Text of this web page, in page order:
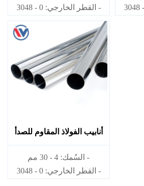
- القطر الخارجي: 0 - 3048
مم
- القطر الخارجي: 0 - 3048
أنابيب الفولاذ المقاوم للصدأ
309
- السُمك: 4 - 30 مم
- القطر الخارجي: 0 - 3048